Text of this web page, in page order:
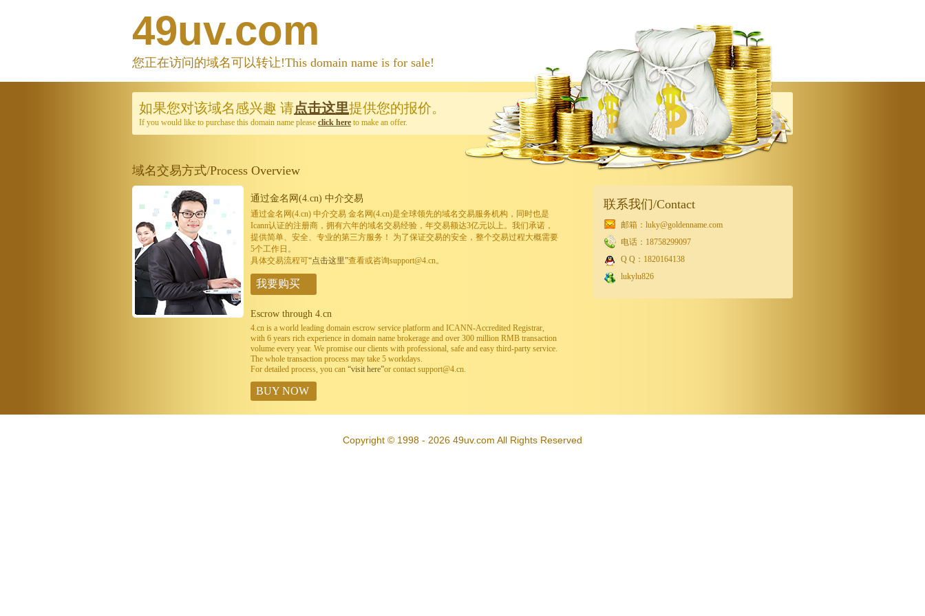
49uv.com
您正在访问的域名可以转让!This domain name is for sale!
如果您对该域名感兴趣 请点击这里提供您的报价。
If you would like to purchase this domain name please click here to make an offer.
域名交易方式/Process Overview
通过金名网(4.cn) 中介交易
通过金名网(4.cn) 中介交易 金名网(4.cn)是全球领先的域名交易服务机构，同时也是
Icann认证的注册商，拥有六年的域名交易经验，年交易额达3亿元以上。我们承诺，
提供简单、安全、专业的第三方服务！ 为了保证交易的安全，整个交易过程大概需要
5个工作日。
具体交易流程可“点击这里”查看或咨询support@4.cn。
我要购买
Escrow through 4.cn
4.cn is a world leading domain escrow service platform and ICANN-Accredited Registrar,
with 6 years rich experience in domain name brokerage and over 300 million RMB transaction
volume every year. We promise our clients with professional, safe and easy third-party service.
The whole transaction process may take 5 workdays.
For detailed process, you can “visit here”or contact support@4.cn.
BUY NOW
联系我们/Contact
邮箱：luky@goldenname.com
电话：18758299097
Q Q：1820164138
lukylu826
Copyright © 1998 - 2026 49uv.com All Rights Reserved